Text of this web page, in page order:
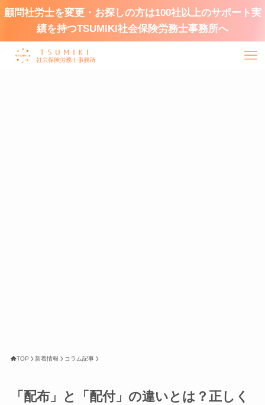
顧問社労士を変更・お探しの方は100社以上のサポート実
績を持つTSUMIKI社会保険労務士事務所へ
TOP 新着情報 コラム記事
「配布」と「配付」の違いとは？正しく